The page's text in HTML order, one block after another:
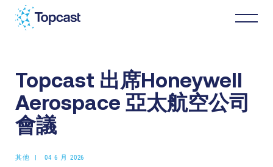
分銷
MRO服務
關於我們
Topcast 出席Honeywell
Aerospace 亞太航空公司
會議
其他 04 6 月 2026